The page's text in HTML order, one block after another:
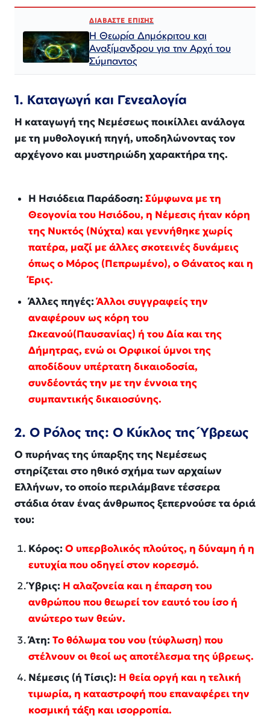
ΔΙΑΒΑΣΤΕ ΕΠΙΣΗΣ
Η Θεωρία Δημόκριτου και
Αναξίμανδρου για την Αρχή του
Σύμπαντος
1. Καταγωγή και Γενεαλογία
Η καταγωγή της Νεμέσεως ποικίλλει ανάλογα
με τη μυθολογική πηγή, υποδηλώνοντας τον
αρχέγονο και μυστηριώδη χαρακτήρα της.
Η Ησιόδεια Παράδοση:Σύμφωνα με τη
Θεογονίατου Ησιόδου, η Νέμεσις ήταν κόρη
της Νυκτός (Νύχτα) και γεννήθηκε χωρίς
πατέρα, μαζί με άλλες σκοτεινές δυνάμεις
όπως ο Μόρος (Πεπρωμένο), ο Θάνατος και η
Έρις.
Άλλες πηγές:Άλλοι συγγραφείς την
αναφέρουν ως κόρη του
Ωκεανού(Παυσανίας) ή του Δία και της
Δήμητρας, ενώ οι Ορφικοί ύμνοι της
αποδίδουν υπέρτατη δικαιοδοσία,
συνδέοντάς την με την έννοια της
συμπαντικής δικαιοσύνης.
2. Ο Ρόλος της: Ο Κύκλος της Ύβρεως
Ο πυρήνας της ύπαρξης της Νεμέσεως
στηρίζεται στο ηθικό σχήμα των αρχαίων
Ελλήνων, το οποίο περιλάμβανε τέσσερα
στάδια όταν ένας άνθρωπος ξεπερνούσε τα όριά
του:
Κόρος:Ο υπερβολικός πλούτος, η δύναμη ή η
ευτυχία που οδηγεί στον κορεσμό.
Ύβρις: Η αλαζονεία και η έπαρση του
ανθρώπου που θεωρεί τον εαυτό του ίσο ή
ανώτερο των θεών.
Άτη:Το θόλωμα του νου (τύφλωση) που
στέλνουν οι θεοί ως αποτέλεσμα της ύβρεως.
Νέμεσις (ή Τίσις): Η θεία οργή και η τελική
τιμωρία, η καταστροφή που επαναφέρει την
κοσμική τάξη και ισορροπία.